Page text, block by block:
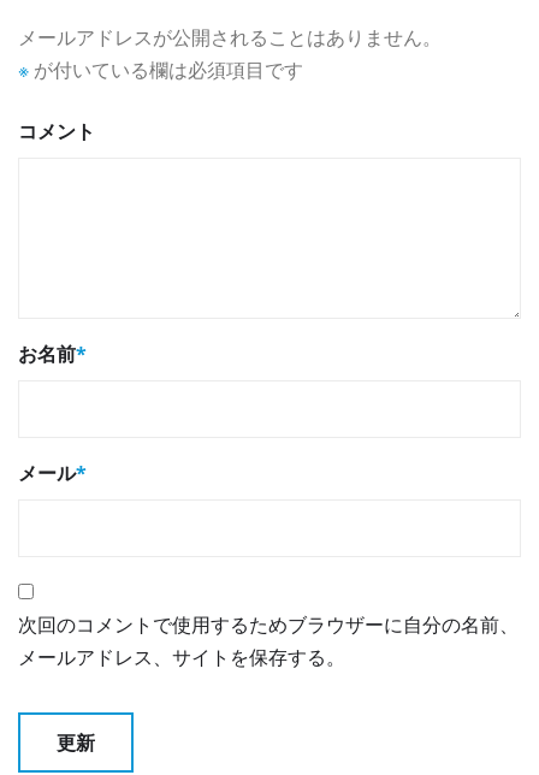
メールアドレスが公開されることはありません。
※ が付いている欄は必須項目です
コメント
お名前*
メール*
次回のコメントで使用するためブラウザーに自分の名前、
メールアドレス、サイトを保存する。